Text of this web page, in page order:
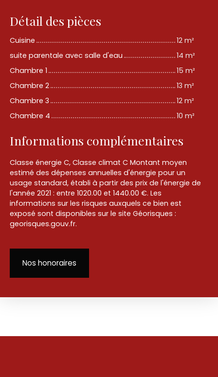
Détail des pièces
Cuisine
12 m²
suite parentale avec salle d'eau
14 m²
Chambre 1
15 m²
Chambre 2
13 m²
Chambre 3
12 m²
Chambre 4
10 m²
Informations complémentaires
Classe énergie C, Classe climat C Montant moyen
estimé des dépenses annuelles d'énergie pour un
usage standard, établi à partir des prix de l'énergie de
l'année 2021 : entre 1020.00 et 1440.00 €. Les
informations sur les risques auxquels ce bien est
exposé sont disponibles sur le site Géorisques :
georisques.gouv.fr.
Nos honoraires